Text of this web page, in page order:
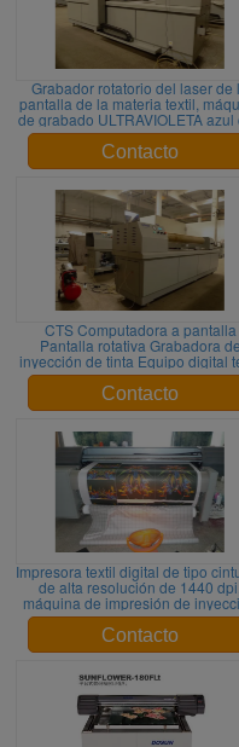
Grabador rotatorio del laser de
pantalla de la materia textil,
de grabado ULTRAVIOLETA azul
el equilibrio del Luz-poder
Contacto
CTS Computadora a pantalla
Pantalla rotativa Grabadora de
inyección de tinta Equipo digital
Computadora a pantalla
Contacto
Impresora textil digital de tipo
de alta resolución de 1440 dpi,
máquina de impresión de
de tinta textil para tejidos
Contacto